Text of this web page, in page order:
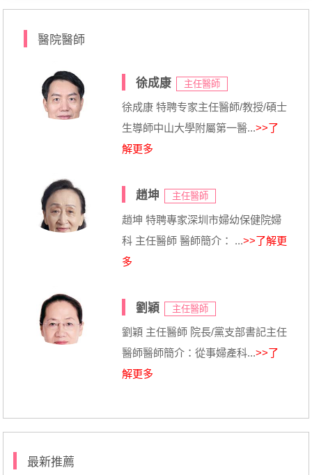
醫院醫師
徐成康 主任醫師
徐成康 特聘专家主任醫師/教授/碩士
生導師中山大學附屬第一醫...>>了
解更多
趙坤 主任醫師
趙坤 特聘專家深圳市婦幼保健院婦
科 主任醫師 醫師簡介： ...>>了解更
多
劉穎 主任醫師
劉穎 主任醫師 院長/黨支部書記主任
醫師醫師簡介：從事婦產科...>>了
解更多
最新推薦